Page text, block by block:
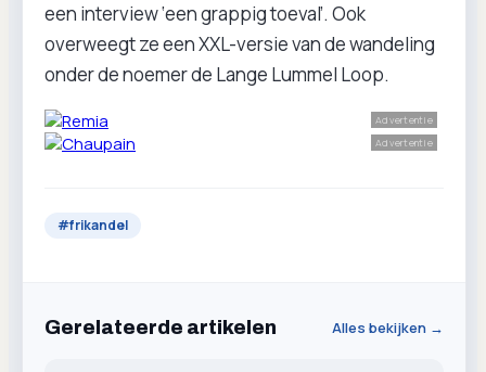
een interview ‘een grappig toeval’. Ook
overweegt ze een XXL-versie van de wandeling
onder de noemer de Lange Lummel Loop.
Advertentie
Advertentie
#frikandel
Gerelateerde artikelen Alles bekijken →